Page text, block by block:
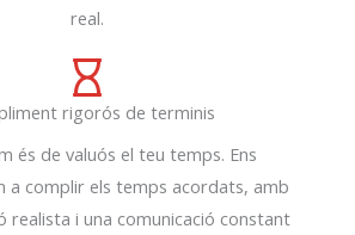
real.
rigorós de terminis
és de valuós el teu temps. Ens
a complir els temps acordats, amb
realista i una comunicació constant